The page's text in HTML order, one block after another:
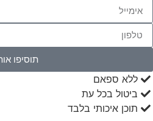
תוסיפו אותי
ללא ספאם
ביטול בכל עת
תוכן איכותי בלבד